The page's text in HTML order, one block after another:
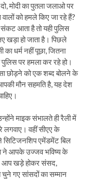
मोदी का पुतला जलाओ पर
को हमले किए जा रहे हैं?
आता है तो यही पुलिस
खड़ा हो जाता है। पिछले
का धर्म नहीं पूछा, जितना
पर हमला कर रहे हो।
छोड़ने को एक शब्द बोलने के
आपकी मौन सहमति है, यह देश
माइक संभालते ही रैली में
लगवाए। वहीं सीएए के
सिटिजनशिप एमेंडमेंट बिल
ने आपके उज्जव भविष्य के
आप खड़े होकर संसद,
चुने गए सांसदों का सम्मान